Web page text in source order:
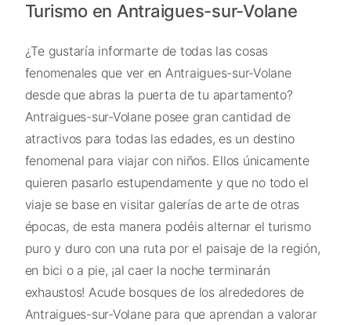
Turismo en Antraigues-sur-Volane
¿Te gustaría informarte de todas las cosas
fenomenales que ver en Antraigues-sur-Volane
desde que abras la puerta de tu apartamento?
Antraigues-sur-Volane posee gran cantidad de
atractivos para todas las edades, es un destino
fenomenal para viajar con niños. Ellos únicamente
quieren pasarlo estupendamente y que no todo el
viaje se base en visitar galerías de arte de otras
épocas, de esta manera podéis alternar el turismo
puro y duro con una ruta por el paisaje de la región,
en bici o a pie, ¡al caer la noche terminarán
exhaustos! Acude bosques de los alrededores de
Antraigues-sur-Volane para que aprendan a valorar